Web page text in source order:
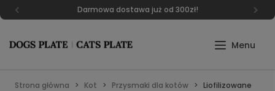
Darmowa dostawa już od 300zł!
Strona główna Kot Przysmaki dla kotów Liofilizowane